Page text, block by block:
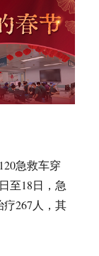
急救车穿
至18日，急
疗267人，其